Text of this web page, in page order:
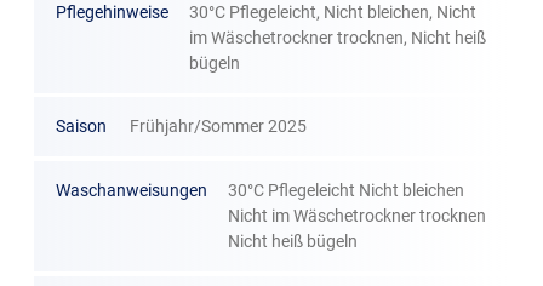
Pflegehinweise
30°C Pflegeleicht, Nicht bleichen, Nicht
im Wäschetrockner trocknen, Nicht heiß
bügeln
Saison Frühjahr/Sommer 2025
Waschanweisungen
30°C Pflegeleicht Nicht bleichen
Nicht im Wäschetrockner trocknen
Nicht heiß bügeln